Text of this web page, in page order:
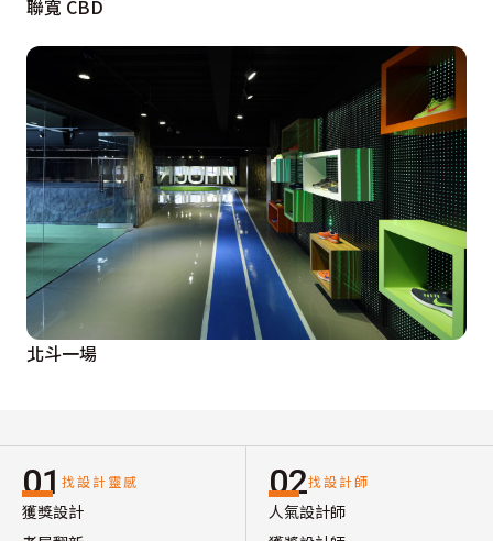
聯寬 CBD
北斗一場
01 找設計靈感
獲獎設計
02找設計師
人氣設計師